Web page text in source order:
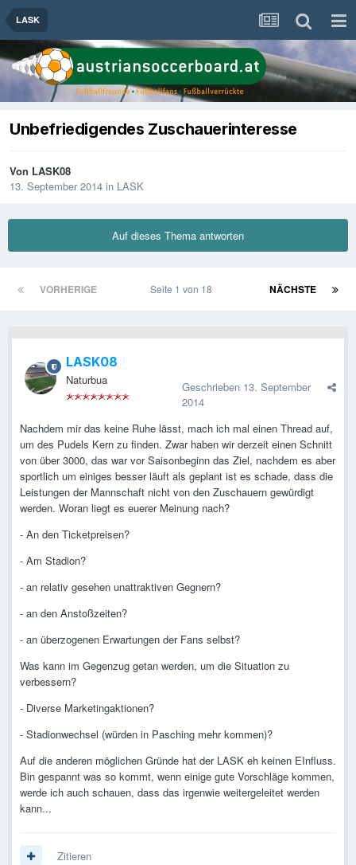
LASK
Unbefriedigendes Zuschauerinteresse
Von LASK08
13. September 2014 in LASK
Auf dieses Thema antworten
VORHERIGE NÄCHSTE
Seite 1 von 18
LASK08
Naturbua Geschrieben 13. September
2014
Nachdem mir das keine Ruhe lässt, mach ich mal einen Thread auf,
um des Pudels Kern zu finden. Zwar haben wir derzeit einen Schnitt
von über 3000, das war vor Saisonbeginn das Ziel, nachdem es aber
sportlich um einiges besser läuft als geplant ist es schade, dass die
Leistungen der Mannschaft nicht von den Zuschauern gewürdigt
werden. Woran liegt es euerer Meinung nach?
- An den Ticketpreisen?
- Am Stadion?
- an relativ gesehen unattraktiven Gegnern?
- an den Anstoßzeiten?
- an überzogenen Erwartungen der Fans selbst?
Was kann im Gegenzug getan werden, um die Situation zu
verbessern?
- Diverse Marketingaktionen?
- Stadionwechsel (würden in Pasching mehr kommen)?
Auf die anderen möglichen Gründe hat der LASK eh keinen EInfluss.
Bin gespannt was so kommt, wenn einige gute Vorschläge kommen,
werde ich auch schauen, dass das irgenwie weitergeleitet werden
kann...
Zitieren